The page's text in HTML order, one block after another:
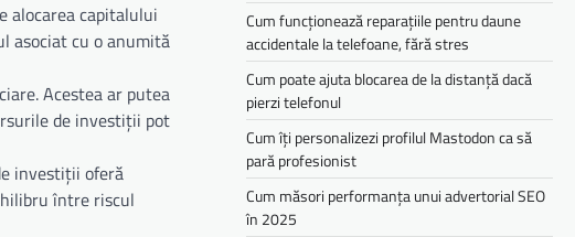
alocarea capitalului
asociat cu o anumită
Acestea ar putea
de investiții pot
investiții oferă
între riscul
Cum funcționează reparațiile pentru daune
accidentale la telefoane, fără stres
Cum poate ajuta blocarea de la distanță dacă
pierzi telefonul
Cum îți personalizezi profilul Mastodon ca să
pară profesionist
Cum măsori performanța unui advertorial SEO
în 2025